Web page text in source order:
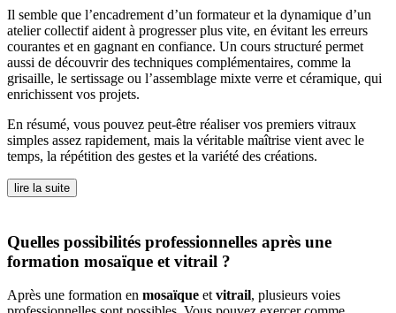
Il semble que l’encadrement d’un formateur et la dynamique d’un
atelier collectif aident à progresser plus vite, en évitant les erreurs
courantes et en gagnant en confiance. Un cours structuré permet
aussi de découvrir des techniques complémentaires, comme la
grisaille, le sertissage ou l’assemblage mixte verre et céramique, qui
enrichissent vos projets.
En résumé, vous pouvez peut-être réaliser vos premiers vitraux
simples assez rapidement, mais la véritable maîtrise vient avec le
temps, la répétition des gestes et la variété des créations.
lire la suite
Quelles possibilités professionnelles après une
formation mosaïque et vitrail ?
Après une formation en mosaïque et vitrail, plusieurs voies